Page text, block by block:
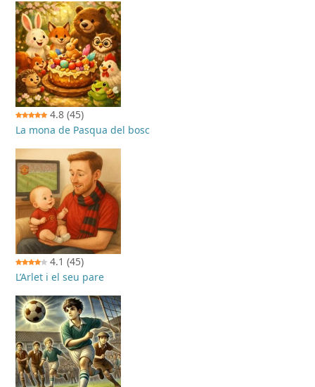
4.8 (45)
La mona de Pasqua del bosc
4.1 (45)
L’Arlet i el seu pare